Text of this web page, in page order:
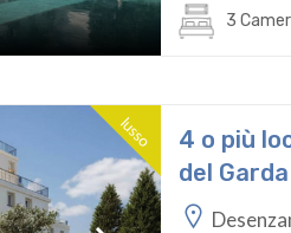
3
lusso
4 o più
del Garda